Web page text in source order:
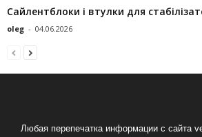
Сайлентблоки і втулки для
oleg - 04.06.2026
Любая перепечатка информации с сайта